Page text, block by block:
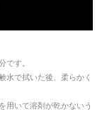
です。
水で拭いた後、柔らかく
用いて溶剤が乾かないう